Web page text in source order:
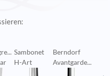
Sambonet
H-Art
Berndorf
Avantgarde...